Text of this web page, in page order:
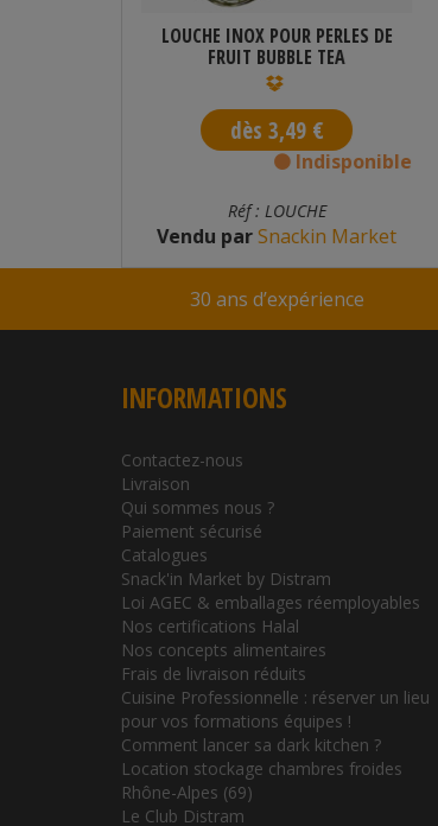
LOUCHE INOX POUR PERLES DE
FRUIT BUBBLE TEA
dès 3,49 €
Indisponible
Réf : LOUCHE
Vendu parSnackin Market
30 ans d’expérience
INFORMATIONS
Contactez-nous
Livraison
Qui sommes nous ?
Paiement sécurisé
Catalogues
Snack'in Market by Distram
Loi AGEC & emballages réemployables
Nos certifications Halal
Nos concepts alimentaires
Frais de livraison réduits
Cuisine Professionnelle : réserver un lieu
pour vos formations équipes !
Comment lancer sa dark kitchen ?
Location stockage chambres froides
Rhône-Alpes (69)
Le Club Distram